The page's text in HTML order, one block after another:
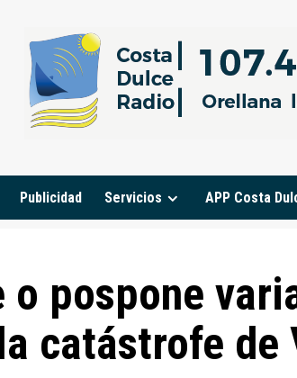
Publicidad Servicios APP Costa
o pospone
catástrofe de